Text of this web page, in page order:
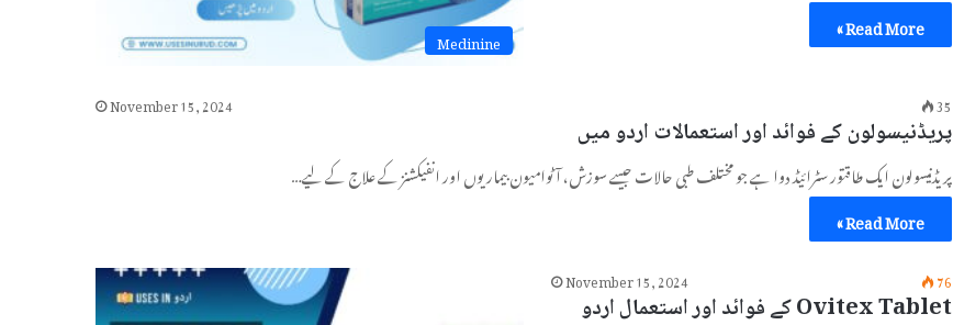
Medinine
Read More »
November 15, 2024 35
پریڈنیسولون کے فوائد اور استعمالات اردو میں
پریڈنیسولون ایک طاقتور سٹرائیڈ دوا ہے جو مختلف طبی حالات جیسے سوزش، آٹوامیون بیماریوں اور انفیکشنز کے علاج کے لیے…
Read More »
November 15, 2024 76
Ovitex Tablet کے فوائد اور استعمال اردو